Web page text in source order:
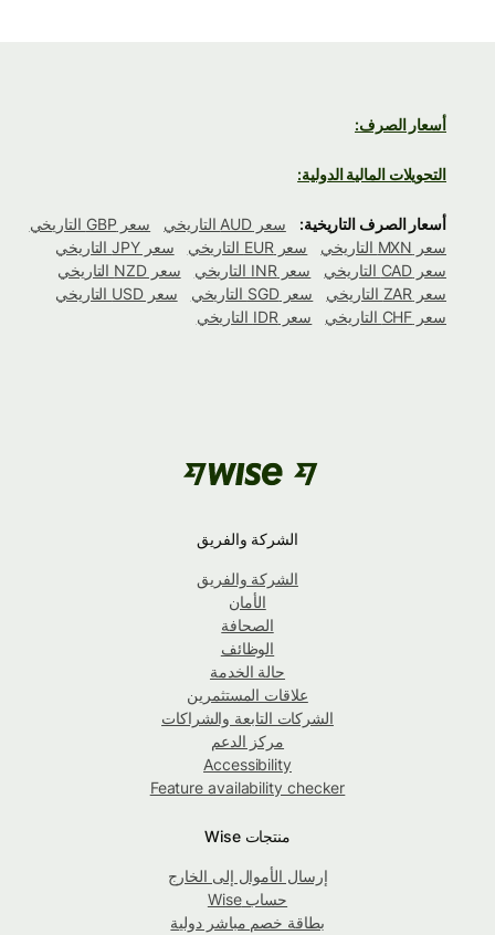
أسعار الصرف:
التحويلات المالية الدولية:
أسعار الصرف التاريخية: سعر AUD التاريخي
سعر GBP التاريخي
سعر MXN التاريخي
سعر EUR التاريخي
سعر JPY التاريخي
سعر CAD التاريخي
سعر INR التاريخي
سعر NZD التاريخي
سعر ZAR التاريخي
سعر SGD التاريخي
سعر USD التاريخي
سعر CHF التاريخي
سعر IDR التاريخي
الشركة والفريق
الشركة والفريق
الأمان
الصحافة
الوظائف
حالة الخدمة
علاقات المستثمرين
الشركات التابعة والشراكات
مركز الدعم
Accessibility
Feature availability checker
منتجات Wise
إرسال الأموال إلى الخارج
حساب Wise
بطاقة خصم مباشر دولية